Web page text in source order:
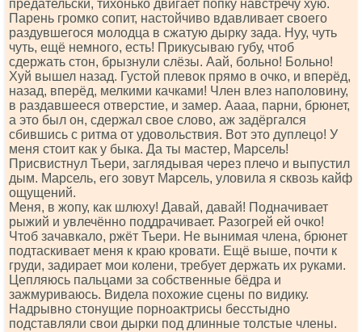
предательски, тихонько двигает попку навстречу хую.
Парень громко сопит, настойчиво вдавливает своего
раздувшегося молодца в сжатую дырку зада. Нуу, чуть
чуть, ещё немного, есть! Прикусываю губу, чтоб
сдержать стон, брызнули слёзы. Аай, больно! Больно!
Хуй вышел назад. Густой плевок прямо в очко, и вперёд,
назад, вперёд, мелкими качками! Член влез наполовину,
в раздавшееся отверстие, и замер. Аааа, парни, брюнет,
а это был он, сдержал свое слово, аж задёргался
сбившись с ритма от удовольствия. Вот это дуплецо! У
меня стоит как у быка. Да ты мастер, Марсель!
Присвистнул Тьери, заглядывая через плечо и выпустил
дым. Марсель, его зовут Марсель, уловила я сквозь кайф
ощущений.
Меня, в жопу, как шлюху! Давай, давай! Подначивает
рыжий и увлечённо поддрачивает. Разогрей ей очко!
Чтоб зачавкало, ржёт Тьери. Не вынимая члена, брюнет
подтаскивает меня к краю кровати. Ещё выше, почти к
груди, задирает мои колени, требует держать их руками.
Цепляюсь пальцами за собственные бёдра и
зажмуриваюсь. Видела похожие сцены по видику.
Надрывно стонущие порноактрисы бесстыдно
подставляли свои дырки под длинные толстые члены.